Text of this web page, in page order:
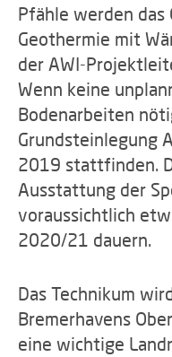
Pfähle werden das
Geothermie mit
der AWI-
Wenn keine
Bodenarbeiten
Grundsteinlegung
2019 stattfinden.
Ausstattung der
voraussichtlich
2020/21 dauern.
Das Technikum
Bremerhavens
eine wichtige